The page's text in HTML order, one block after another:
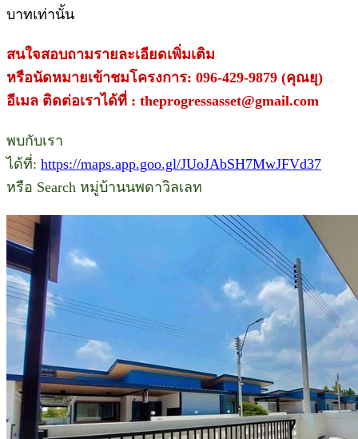
บาทเท่านั้น
สนใจสอบถามรายละเอียดเพิ่มเติม
หรือนัดหมายเข้าชมโครงการ: 096-429-9879 (คุณยุ)
อีเมล ติดต่อเราได้ที่ : theprogressasset@gmail.com
พบกับเรา
ได้ที่: https://maps.app.goo.gl/JUoJAbSH7MwJFVd37
หรือ Search หมู่บ้านนพดาวิลเลท